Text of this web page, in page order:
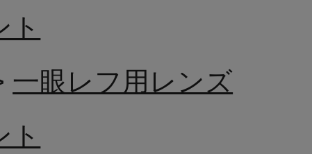
ト
一眼レフ用レンズ
ト